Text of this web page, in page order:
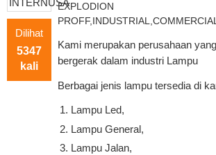
Dilihat
5347
kali
EXPLODION
Kami merupakan perusahaan
bergerak dalam industri Lampu
Berbagai jenis lampu tersedia di
Lampu Led,
Lampu General,
Lampu Jalan,